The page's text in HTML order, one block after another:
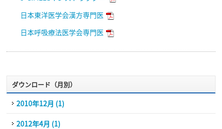
日本東洋医学会漢方専門医
日本呼吸療法医学会専門医
ダウンロード（月別）
2010年12月 (1)
2012年4月 (1)